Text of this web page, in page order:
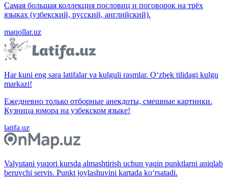
Самая большая коллекция пословиц и поговорок на трёх
языках (узбекский, русский, английский).
maqollar.uz
Har kuni eng sara latifalar va kulguli rasmlar. O‘zbek tilidagi kulgu
markazi!
Ежедневно только отборные анекдоты, смешные картинки.
Кузница юмора на узбекском языке!
latifa.uz
Valyutani yuqori kursda almashtirish uchun yaqin punktlarni aniqlab
beruvchi servis. Punkt joylashuvini kartada ko‘rsatadi.